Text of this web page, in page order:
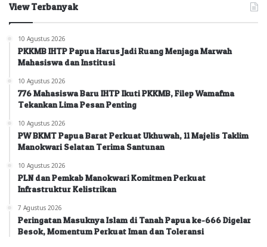
View Terbanyak
10 Agustus 2026
PKKMB IHTP Papua Harus Jadi Ruang Menjaga Marwah
Mahasiswa dan Institusi
10 Agustus 2026
776 Mahasiswa Baru IHTP Ikuti PKKMB, Filep Wamafma
Tekankan Lima Pesan Penting
10 Agustus 2026
PW BKMT Papua Barat Perkuat Ukhuwah, 11 Majelis Taklim
Manokwari Selatan Terima Santunan
10 Agustus 2026
PLN dan Pemkab Manokwari Komitmen Perkuat
Infrastruktur Kelistrikan
7 Agustus 2026
Peringatan Masuknya Islam di Tanah Papua ke-666 Digelar
Besok, Momentum Perkuat Iman dan Toleransi